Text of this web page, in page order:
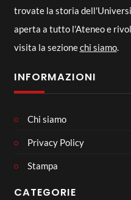
trovate la storia
aperta a tutto l'Ateneo e
visita la sezionechi siamo.
INFORMAZIONI
Chi siamo
Privacy Policy
Stampa
CATEGORIE